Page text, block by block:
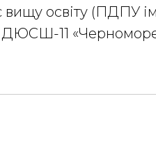
вищу освіту (ПДПУ
11